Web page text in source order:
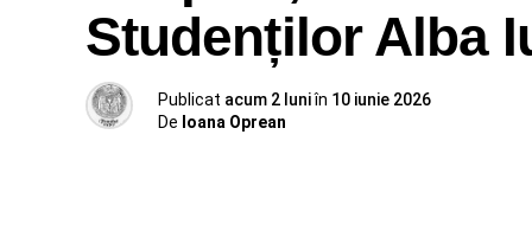
Studenților Alba
Publicat acum 2 luniîn 10 iunie 2026
De Ioana Oprean